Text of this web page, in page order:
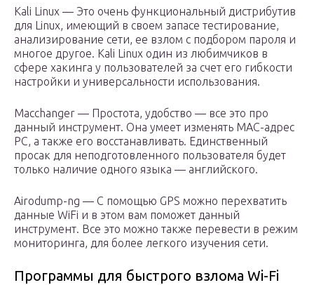
Kali Linux — Это очень функциональный дистрибутив
для Linux, имеющий в своем запасе тестирование,
анализирование сети, ее взлом с подбором пароля и
многое другое. Kali Linux один из любимчиков в
сфере хакинга у пользователей за счет его гибкости
настройки и универсальности использования.
Macchanger — Простота, удобство — все это про
данный инструмент. Она умеет изменять MAC-адрес
PC, а также его восстанавливать. Единственный
просак для неподготовленного пользователя будет
только наличие одного языка — английского.
Airodump-ng — С помощью GPS можно перехватить
данные WiFi и в этом вам поможет данный
инструмент. Все это можно также перевести в режим
мониторинга, для более легкого изучения сети.
Программы для быстрого взлома Wi-Fi